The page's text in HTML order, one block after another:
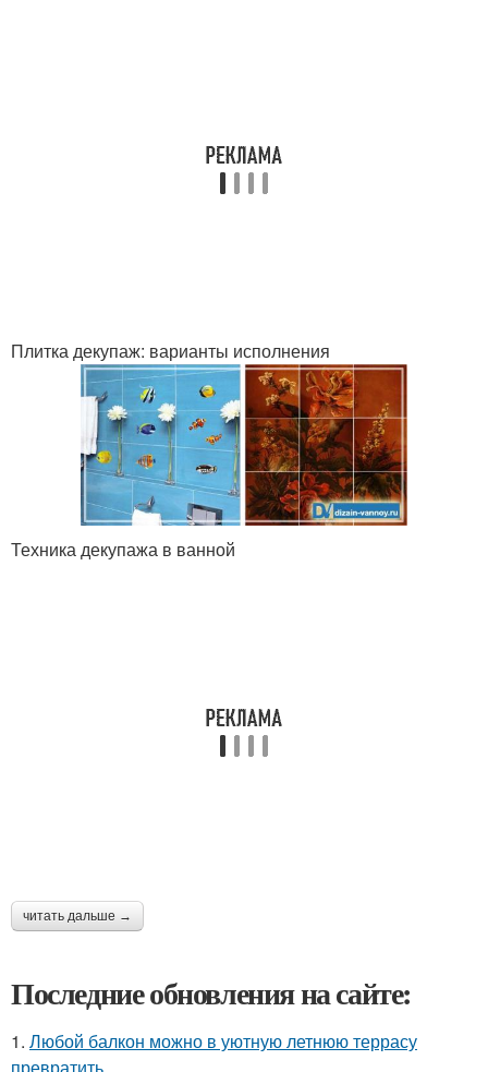
Плитка декупаж: варианты исполнения
Техника декупажа в ванной
читать дальше →
Последние обновления на сайте:
1. Любой балкон можно в уютную летнюю террасу